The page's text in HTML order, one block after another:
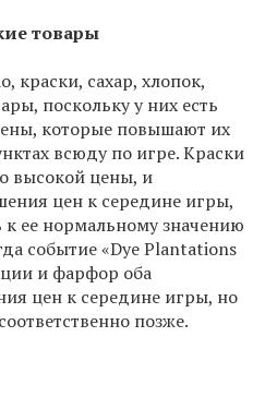
товары
краски, сахар, хлопок,
поскольку у них есть
которые повышают их
всюду по игре. Краски
высокой цены, и
цен к середине игры,
к ее нормальному значению
событие «Dye Plantations
и фарфор оба
цен к середине игры, но
позже.